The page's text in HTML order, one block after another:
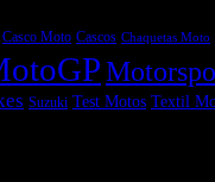
Casco Moto Cascos Chaquetas Moto
Suzuki Test Motos Textil